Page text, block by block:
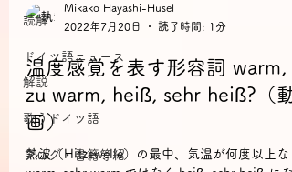
読解
ドイツ語ニュース
解説
歌うドイツ語
ブログ・書籍等紹
Mikako Hayashi-Husel
2022年7月20日
読了時間: 1分
温度感覚を表す形容詞 warm,
zu warm, heiß, sehr heiß?（動
画）
熱波（Hitzewelle）の最中、気温が何度以上な